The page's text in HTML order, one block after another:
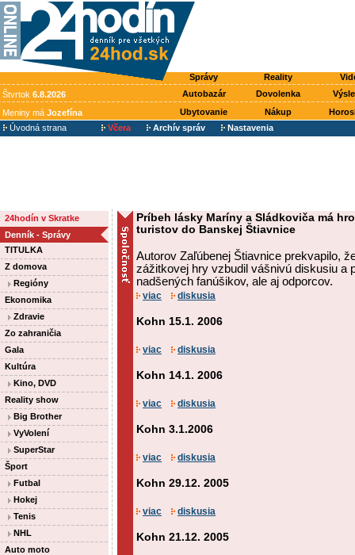
Správy Reality
Štvrtok 6.8.2026 Autobazár Dovolenka
Meniny má Jozefína Ubytovanie Nákup
Úvodná strana
Včera Archív správ Nastavenia
24hodín v Skratke
Denník - Správy
TITULKA
Z domova
Regióny
Ekonomika
Zdravie
Zo zahraničia
Gala
Kultúra
Kino, DVD
Reality show
Big Brother
VyVolení
SuperStar
Šport
Futbal
Hokej
Tenis
NHL
Auto moto
Príbeh lásky Maríny a Sládkoviča má
turistov do Banskej Štiavnice
Autorov Zaľúbenej Štiavnice prekvapilo,
zážitkovej hry vzbudil vášnivú diskusiu a
nadšených fanúšikov, ale aj odporcov.
viac diskusia
Kohn 15.1. 2006
viac diskusia
Kohn 14.1. 2006
viac diskusia
Kohn 3.1.2006
viac diskusia
Kohn 29.12. 2005
viac diskusia
Kohn 21.12. 2005